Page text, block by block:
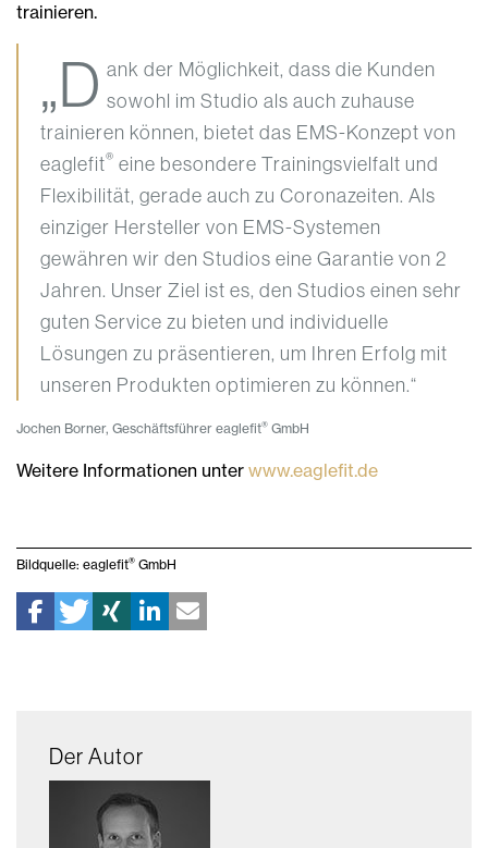
trainieren.
„D ank der Möglichkeit, dass die Kunden
sowohl im Studio als auch zuhause
trainieren können, bietet das EMS-Konzept von
eaglefit® eine besondere Trainingsvielfalt und
Flexibilität, gerade auch zu Coronazeiten. Als
einziger Hersteller von EMS-Systemen
gewähren wir den Studios eine Garantie von 2
Jahren. Unser Ziel ist es, den Studios einen sehr
guten Service zu bieten und individuelle
Lösungen zu präsentieren, um Ihren Erfolg mit
unseren Produkten optimieren zu können.“
Jochen Borner, Geschäftsführer eaglefit® GmbH
Weitere Informationen unter www.eaglefit.de
Bildquelle: eaglefit® GmbH
Der Autor